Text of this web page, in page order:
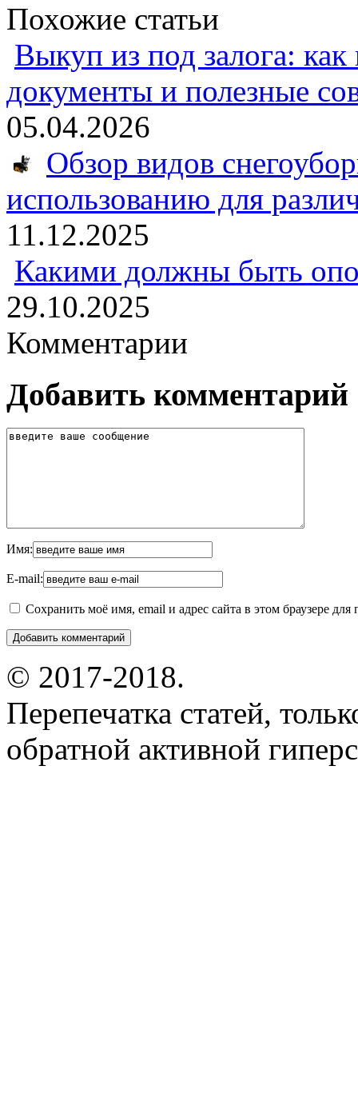
Похожие статьи
Выкуп из под залога:
документы и полезные
05.04.2026
Обзор видов
использованию для
11.12.2025
Какими должны быть
29.10.2025
Комментарии
Добавить комментарий
Имя:
E-mail:
Сохранить моё имя, email и адрес сайта в этом браузере
© 2017-2018.
Перепечатка статей,
обратной активной